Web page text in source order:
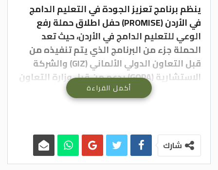
ينظم برنامج تعزيز الجودة في التعليم الدامج
في الأردن (PROMISE) حفل اطلاق حملة رفع
الوعي للتعليم الدامج في الأردن، حيث تعد
الحملة جزء من البرنامج الذي يتم تنفيذه من
قبل التعاون الدولي الألماني (GIZ) والشركة
الاستشارية (GOPA) بدعم من قبل وزارة التعاون
الاقتصادي والتنموي الفيدرالي الألماني (BMZ).
و قال رئيس قسم التعليم العام في تربية
المجتمعية ستكون على مستوى مديريات
التربية في الكرك، وعجلون، وماركا، وتتضمن
أنشطة رفع وعي للمعلمين ومدراء المدارس،
أكمل القراءة
شارك